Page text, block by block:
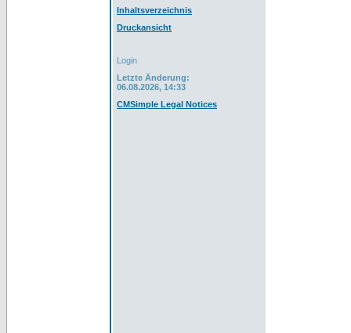
Inhaltsverzeichnis
Druckansicht
Login
Letzte Änderung:
06.08.2026, 14:33
CMSimple Legal Notices